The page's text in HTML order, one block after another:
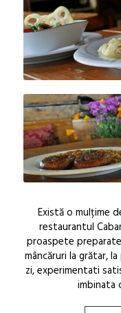
Există o mulțime
restaurantul
proaspete
mâncăruri la grătar,
zi, experimentati
imbinata